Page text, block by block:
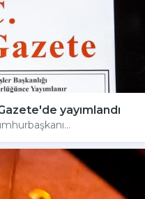
yayımlandı